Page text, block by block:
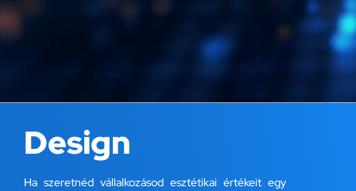
Design
Ha szeretnéd vállalkozásod esztétikai értékeit egy